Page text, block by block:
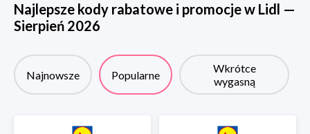
Najlepsze kody rabatowe i promocje w Lidl —
Sierpień 2026
Najnowsze Popularne
Wkrótce
wygasną